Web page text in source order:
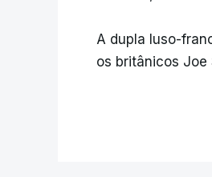
A dupla luso-
os britânicos Joe